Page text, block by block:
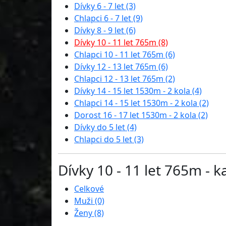
Dívky 6 - 7 let (3)
Chlapci 6 - 7 let (9)
Dívky 8 - 9 let (6)
Dívky 10 - 11 let 765m (8)
Chlapci 10 - 11 let 765m (6)
Dívky 12 - 13 let 765m (6)
Chlapci 12 - 13 let 765m (2)
Dívky 14 - 15 let 1530m - 2 kola (4)
Chlapci 14 - 15 let 1530m - 2 kola (2)
Dorost 16 - 17 let 1530m - 2 kola (2)
Dívky do 5 let (4)
Chlapci do 5 let (3)
Dívky 10 - 11 let 765m -
Celkové
Muži (0)
Ženy (8)